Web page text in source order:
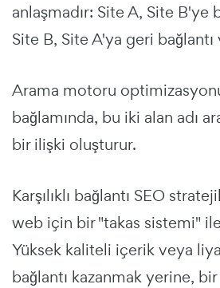
anlaşmadır: Site A, Site B'ye
Site B, Site A'ya geri bağlantı
Arama motoru
bağlamında, bu iki alan adı
bir ilişki oluşturur.
Karşılıklı bağlantı SEO
web için bir "takas sistemi" ile
Yüksek kaliteli içerik veya
bağlantı kazanmak yerine, bir